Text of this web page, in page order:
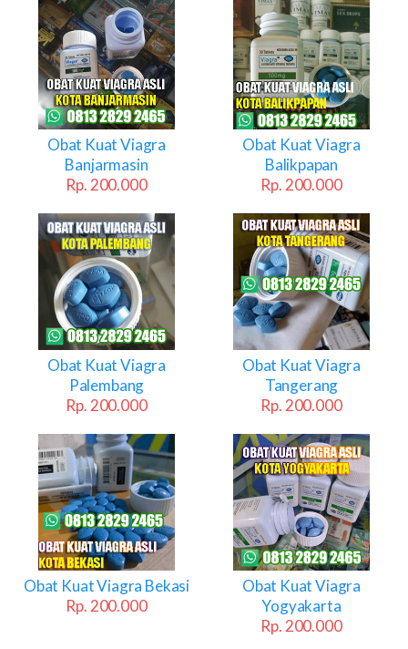
Obat Kuat Viagra
Banjarmasin
Rp. 200.000
Obat Kuat Viagra
Balikpapan
Rp. 200.000
Obat Kuat Viagra
Palembang
Rp. 200.000
Obat Kuat Viagra
Tangerang
Rp. 200.000
Obat Kuat Viagra Bekasi
Rp. 200.000
Obat Kuat Viagra
Yogyakarta
Rp. 200.000